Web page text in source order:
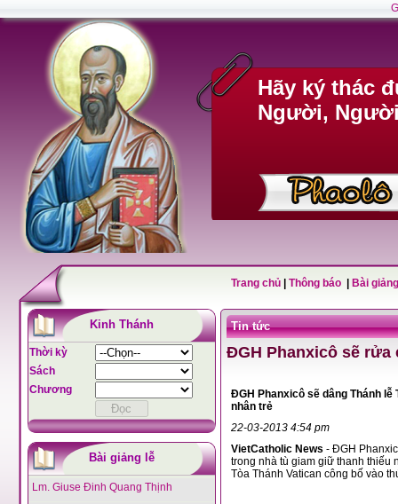
Hãy ký thác
Người,
Trang chủ Thông báo Bài
Kinh Thánh
Thời kỳ
Sách
Chương
Bài giảng lễ
Lm. Giuse Đinh Quang Thịnh
Tin tức
ĐGH Phanxicô sẽ rửa
ĐGH Phanxicô sẽ dâng Thánh lễ Thứ Năm Tuần Thánh và rửa chân cho các tù
nhân trẻ
22-03-2013 4:54 pm
VietCatholic News - ĐGH
trong nhà tù giam giữ thanh thiếu niên "Casal del Marmo" tại Rôma. Tin này đã được
Tòa Thánh Vatican